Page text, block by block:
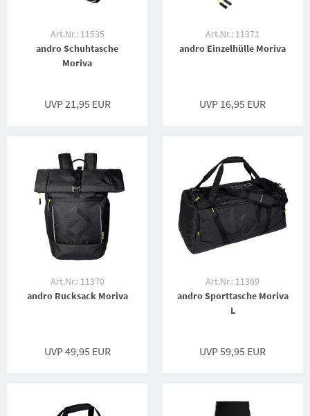
Art.Nr.: 11535
andro Schuhtasche
Moriva
UVP 21,95 EUR
Art.Nr.: 11371
andro Einzelhülle Moriva
UVP 16,95 EUR
Art.Nr.: 11370
andro Rucksack Moriva
UVP 49,95 EUR
Art.Nr.: 11369
andro Sporttasche Moriva
L
UVP 59,95 EUR